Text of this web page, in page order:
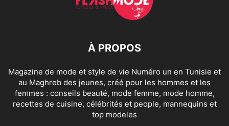
À PROPOS
Magazine de mode et style de vie Numéro un en Tunisie et
au Maghreb des jeunes, créé pour les hommes et les
femmes : conseils beauté, mode femme, mode homme,
recettes de cuisine, célébrités et people, mannequins et
top modeles